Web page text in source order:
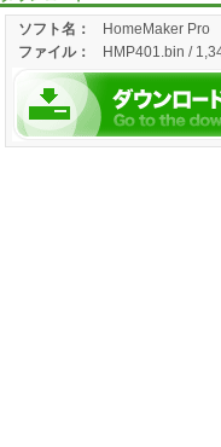
ソフト名：
HomeMaker Pro
ファイル： HMP401.bin /